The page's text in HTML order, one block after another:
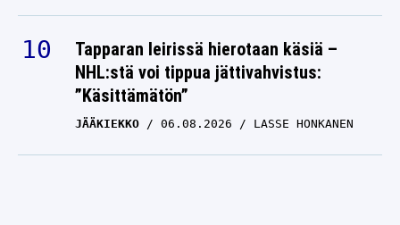
Tapparan leirissä hierotaan käsiä –
NHL:stä voi tippua jättivahvistus:
”Käsittämätön”
JÄÄKIEKKO 06.08.2026 LASSE HONKANEN